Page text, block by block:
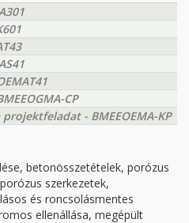
CP
- BMEEOEMA-KP
betonösszetételek, porózus
szerkezetek,
és roncsolásmentes
ellenállása, megépült